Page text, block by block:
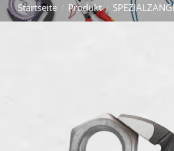
Startseite Produkt